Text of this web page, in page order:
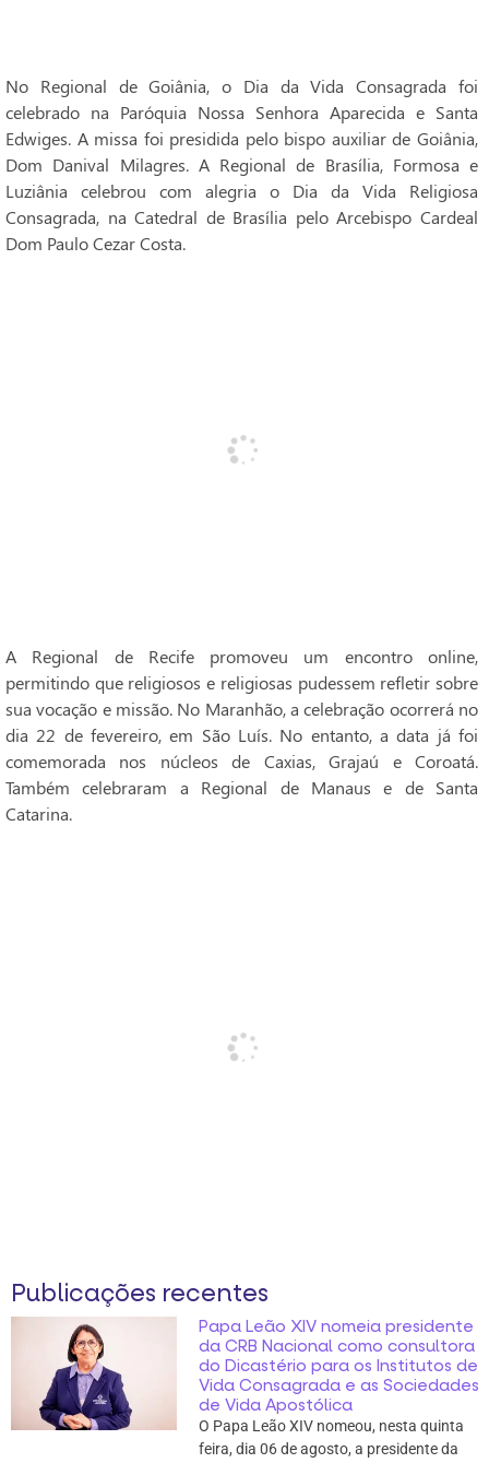
No Regional de Goiânia, o Dia da Vida Consagrada foi
celebrado na Paróquia Nossa Senhora Aparecida e Santa
Edwiges. A missa foi presidida pelo bispo auxiliar de Goiânia,
Dom Danival Milagres. A Regional de Brasília, Formosa e
Luziânia celebrou com alegria o Dia da Vida Religiosa
Consagrada, na Catedral de Brasília pelo Arcebispo Cardeal
Dom Paulo Cezar Costa.
A Regional de Recife promoveu um encontro online,
permitindo que religiosos e religiosas pudessem refletir sobre
sua vocação e missão. No Maranhão, a celebração ocorrerá no
dia 22 de fevereiro, em São Luís. No entanto, a data já foi
comemorada nos núcleos de Caxias, Grajaú e Coroatá.
Também celebraram a Regional de Manaus e de Santa
Catarina.
Publicações recentes
Papa Leão XIV nomeia presidente
da CRB Nacional como consultora
do Dicastério para os Institutos de
Vida Consagrada e as Sociedades
de Vida Apostólica
O Papa Leão XIV nomeou, nesta quinta
feira, dia 06 de agosto, a presidente da